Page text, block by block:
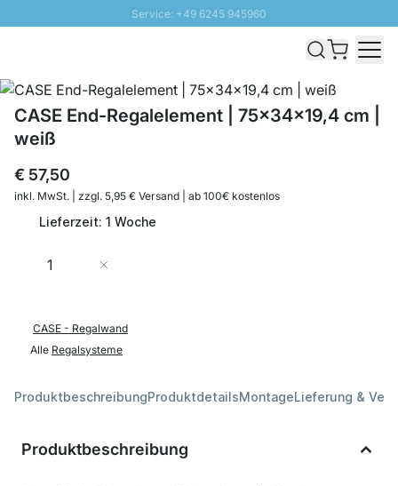
Service: +49 6245 945960
Schnelle Lieferung - Gratis Versand ab 100€
SUNNY SALE: Bis zu 20% Rabatt
CASE End-Regalelement | 75x34x19,4 cm |
weiß
€ 57,50
inkl. MwSt. | zzgl. 5,95 € Versand | ab 100€ kostenlos
Lieferzeit: 1 Woche
Menge
CASE - Regalwand
Alle Regalsysteme
ProduktbeschreibungProduktdetailsMontageLieferung &
Produktbeschreibung